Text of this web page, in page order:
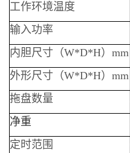
工作环境温度
输入功率
内胆尺寸（W*D*H）mm
外形尺寸（W*D*H）mm
拖盘数量
净重
定时范围